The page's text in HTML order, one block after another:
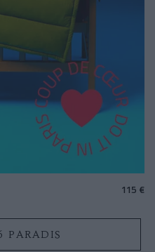
115 €
PARADIS